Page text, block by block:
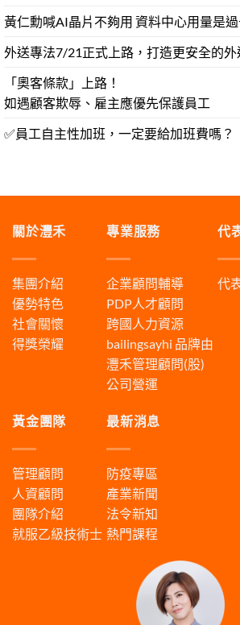
黃仁勳喊AI晶片不夠用 資料中心用量是
外送專法7/21正式上路，打造更安全的外
「奧客條款」上路！
如遇顧客欺辱、雇主應優先保護員工
✅員工自主性加班，一定要給加班費嗎？
關於灃禾
集團介紹
優勢特色
社會關懷
得獎榮耀
專業服務
企業顧問輔導
PDP人才顧問
跨國人力資源
bailingsayhi 品牌由
灃禾管理顧問(股)
公司營運
代
代
黃金團隊
管理顧問
人資顧問
團隊介紹
就服乙級技術士
最新消息
防疫專區
產業新聞
法令新知
熱門課程